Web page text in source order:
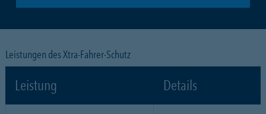
Leistungen des Xtra-Fahrer-Schutz
Leistung Details